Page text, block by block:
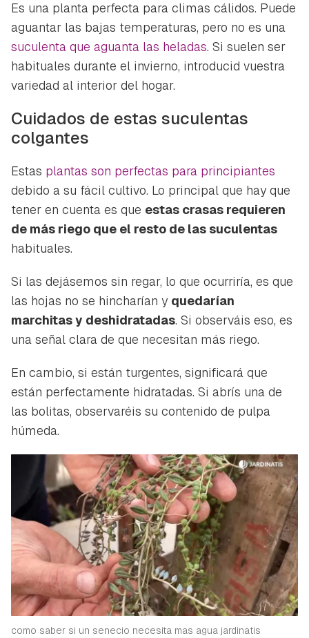
Es una planta perfecta para climas cálidos. Puede
aguantar las bajas temperaturas, pero no es una
suculenta que aguanta las heladas. Si suelen ser
habituales durante el invierno, introducid vuestra
variedad al interior del hogar.
Cuidados de estas suculentas
colgantes
Estas plantas son perfectas para principiantes
debido a su fácil cultivo. Lo principal que hay que
tener en cuenta es que estas crasas requieren
de más riego que el resto de las suculentas
habituales.
Si las dejásemos sin regar, lo que ocurriría, es que
las hojas no se hincharían y quedarían
marchitas y deshidratadas. Si observáis eso, es
una señal clara de que necesitan más riego.
En cambio, si están turgentes, significará que
están perfectamente hidratadas. Si abrís una de
las bolitas, observaréis su contenido de pulpa
húmeda.
como saber si un senecio necesita mas agua jardinatis